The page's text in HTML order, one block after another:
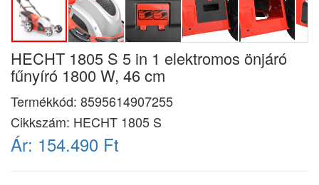
HECHT 1805 S 5 in 1 elektromos önjáró
fűnyíró 1800 W, 46 cm
Termékkód: 8595614907255
Cikkszám: HECHT 1805 S
Ár: 154.490 Ft